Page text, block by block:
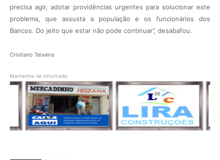
precisa agir, adotar providências urgentes para solucionar este
problema, que assusta a população e os funcionários dos
Bancos. Do jeito que estar não pode continuar”, desabafou.
Cristiano Teixeira
Mantenha-se informado